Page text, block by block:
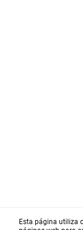
Esta página utiliza